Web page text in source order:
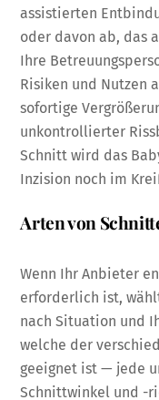
assistierten
oder davon ab, das
Ihre
Risiken und Nutzen
sofortige
unkontrollierter
Schnitt wird das
Inzision noch im
Arten von
Wenn Ihr Anbieter
erforderlich ist,
nach Situation und
welche der
geeignet ist — jede
Schnittwinkel und -